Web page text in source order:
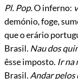
Pl. Pop.O inferno:
demónio, foge,
que o erário
Brasil. Nau dos
êsse imposto. Ir na
Brasil. Andar